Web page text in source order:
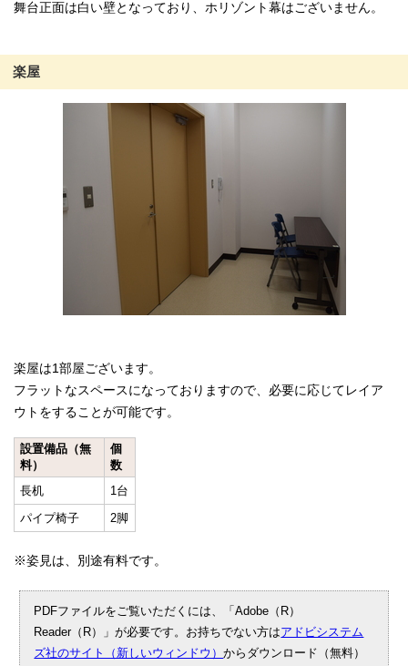
舞台正面は白い壁となっており、ホリゾント幕はございません。
楽屋
楽屋は1部屋ございます。
フラットなスペースになっておりますので、必要に応じてレイア
ウトをすることが可能です。
設置備品（無
料）
個
数
長机
1台
パイプ椅子
2脚
※姿見は、別途有料です。
PDFファイルをご覧いただくには、「Adobe（R）
Reader（R）」が必要です。お持ちでない方はアドビシステム
ズ社のサイト（新しいウィンドウ）からダウンロード（無料）